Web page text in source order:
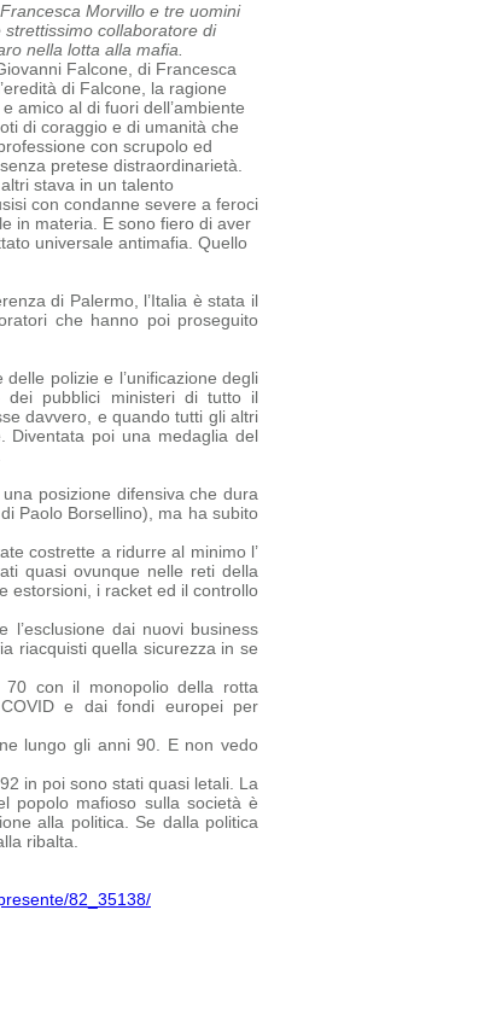
Morvillo e tre uomini
strettissimo collaboratore di
nella lotta alla mafia.
Falcone, di Francesca
di Falcone, la ragione
amico al di fuori dell’ambiente
di coraggio e di umanità che
con scrupolo ed
pretese distraordinarietà.
stava in un talento
con condanne severe a feroci
in materia. E sono fiero di aver
universale antimafia. Quello
di Palermo, l’Italia è stata il
che hanno poi proseguito
polizie e l’unificazione degli
dei pubblici ministeri di tutto il
davvero, e quando tutti gli altri
Diventata poi una medaglia del
posizione difensiva che dura
Paolo Borsellino), ma ha subito
costrette a ridurre al minimo l’
quasi ovunque nelle reti della
estorsioni, i racket ed il controllo
dai nuovi business
riacquisti quella sicurezza in se
con il monopolio della rotta
e dai fondi europei per
lungo gli anni 90. E non vedo
in poi sono stati quasi letali. La
popolo mafioso sulla società è
alla politica. Se dalla politica
ribalta.
82_35138/